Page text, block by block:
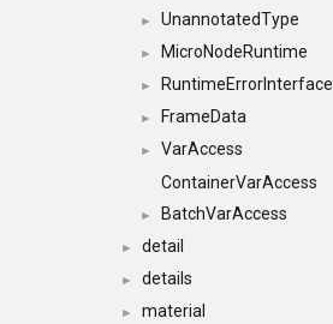
► UnannotatedType
► MicroNodeRuntime
► RuntimeErrorInterface
► FrameData
►
VarAccess
ContainerVarAccess
► BatchVarAccess
► detail
► details
► material